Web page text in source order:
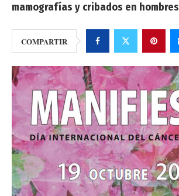
mamografías y cribados en hombres
COMPARTIR